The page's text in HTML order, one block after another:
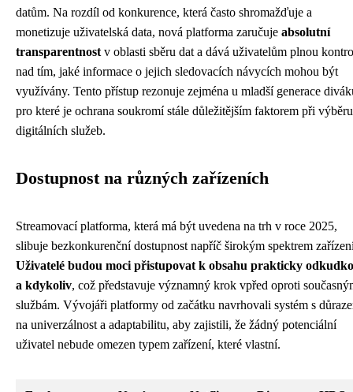
datům. Na rozdíl od konkurence, která často shromažďuje a
monetizuje uživatelská data, nová platforma zaručuje absolutní
transparentnost v oblasti sběru dat a dává uživatelům plnou
nad tím, jaké informace o jejich sledovacích návycích mohou být
využívány. Tento přístup rezonuje zejména u mladší generace
pro které je ochrana soukromí stále důležitějším faktorem při výběru
digitálních služeb.
Dostupnost na různých zařízeních
Streamovací platforma, která má být uvedena na trh v roce 2025,
slibuje bezkonkurenční dostupnost napříč širokým spektrem
Uživatelé budou moci přistupovat k obsahu prakticky
a kdykoliv, což představuje významný krok vpřed oproti
službám. Vývojáři platformy od začátku navrhovali systém s
na univerzálnost a adaptabilitu, aby zajistili, že žádný potenciální
uživatel nebude omezen typem zařízení, které vlastní.